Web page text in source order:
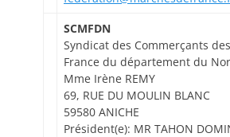
SCMFDN
Syndicat des Commerçants
France du département du
Mme Irène REMY
69, RUE DU MOULIN BLANC
59580 ANICHE
Président(e): MR TAHON